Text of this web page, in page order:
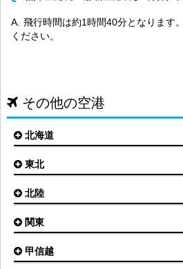
飛行時間は約1時間40分となります
ください。
その他の空港
北海道
札幌(新千歳)空港
旭川空港
オホーツク紋別空港
釧路空港
東北
仙台空港
青森空港
三沢空港
北陸
小松空港
能登空港
関東
東京(羽田)空港
甲信越